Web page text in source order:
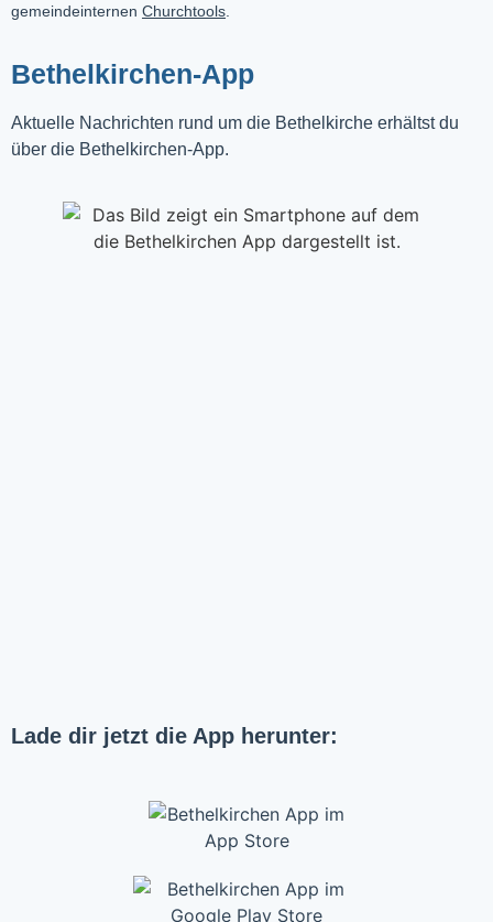
gemeindeinternen Churchtools
Bethelkirchen-App
Aktuelle Nachrichten rund um die Bethelkirche erhältst du
über die Bethelkirchen-App.
Lade dir jetzt die App herunter: